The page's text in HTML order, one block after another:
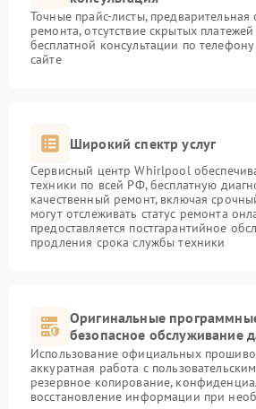
Точные прайс-листы, предварительная
ремонта, отсутствие скрытых
бесплатной консультации по
сайте
Широкий спектр услуг
Сервисный центр Whirlpool
техники по всей РФ, бесплатную
качественный ремонт, включая
могут отслеживать статус ремонта
предоставляется постгарантийное
продления срока службы техники
Оригинальные
безопасное обслуживание
Использование официальных
аккуратная работа с
резервное копирование,
восстановление информации при